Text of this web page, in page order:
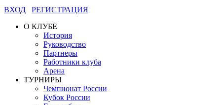
ВХОД
РЕГИСТРАЦИЯ
О КЛУБЕ
История
Руководство
Партнеры
Работники клуба
Арена
ТУРНИРЫ
Чемпионат России
Кубок России